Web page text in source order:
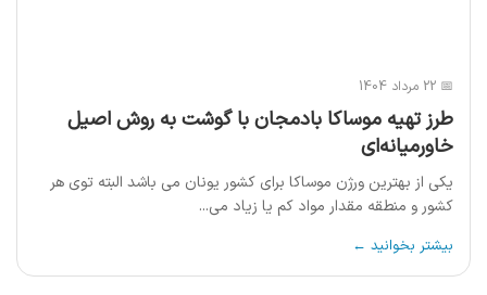
📅 22 مرداد 1404
طرز تهیه موساکا بادمجان با گوشت به روش اصیل
خاورمیانه‌ای
یکی از بهترین ورژن موساکا برای کشور یونان می باشد البته توی هر
کشور و منطقه مقدار مواد کم یا زیاد می...
بیشتر بخوانید ←